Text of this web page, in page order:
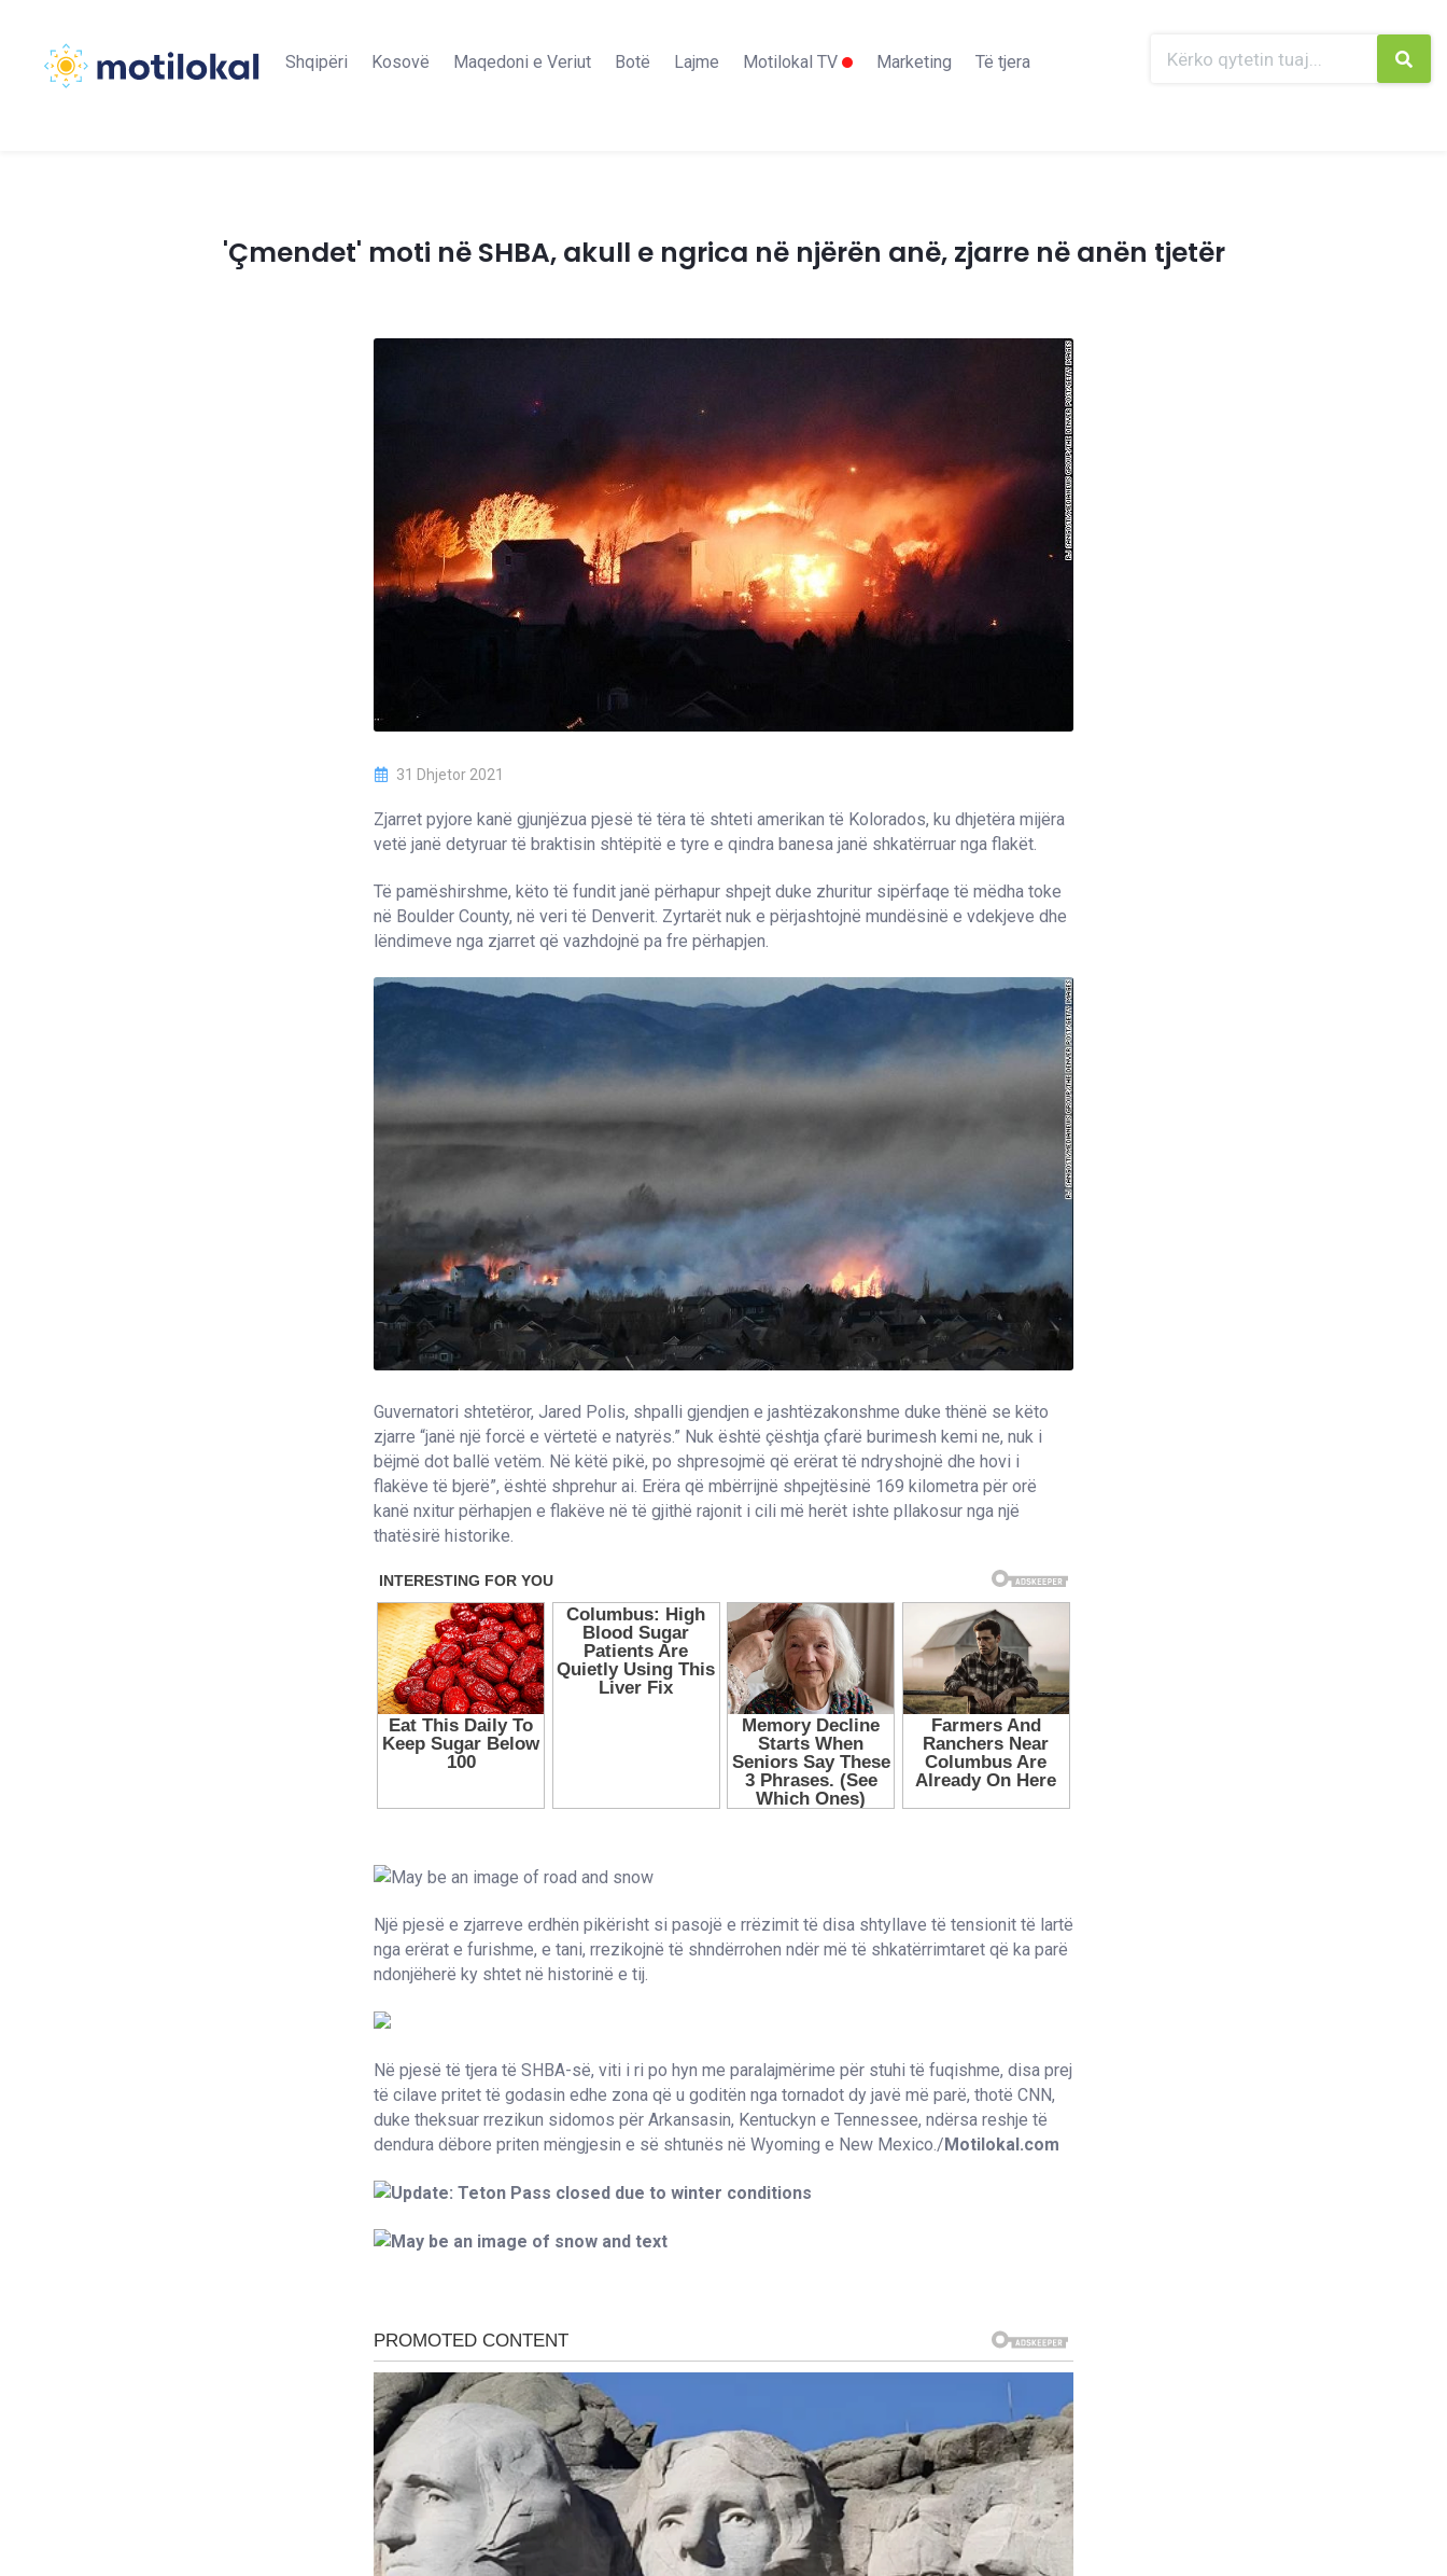
Shqipëri Kosovë Maqedoni e Veriut Botë Lajme Motilokal TV Marketing Të tjera
'Çmendet' moti në SHBA, akull e ngrica në njërën anë, zjarre në anën tjetër
31 Dhjetor 2021
Zjarret pyjore kanë gjunjëzua pjesë të tëra të shteti amerikan të Kolorados, ku dhjetëra mijëra
vetë janë detyruar të braktisin shtëpitë e tyre e qindra banesa janë shkatërruar nga flakët.
Të pamëshirshme, këto të fundit janë përhapur shpejt duke zhuritur sipërfaqe të mëdha toke
në Boulder County, në veri të Denverit. Zyrtarët nuk e përjashtojnë mundësinë e vdekjeve dhe
lëndimeve nga zjarret që vazhdojnë pa fre përhapjen.
Guvernatori shtetëror, Jared Polis, shpalli gjendjen e jashtëzakonshme duke thënë se këto
zjarre “janë një forcë e vërtetë e natyrës.” Nuk është çështja çfarë burimesh kemi ne, nuk i
bëjmë dot ballë vetëm. Në këtë pikë, po shpresojmë që erërat të ndryshojnë dhe hovi i
flakëve të bjerë”, është shprehur ai. Erëra që mbërrijnë shpejtësinë 169 kilometra për orë
kanë nxitur përhapjen e flakëve në të gjithë rajonit i cili më herët ishte pllakosur nga një
thatësirë historike.
Një pjesë e zjarreve erdhën pikërisht si pasojë e rrëzimit të disa shtyllave të tensionit të lartë
nga erërat e furishme, e tani, rrezikojnë të shndërrohen ndër më të shkatërrimtaret që ka parë
ndonjëherë ky shtet në historinë e tij.
Në pjesë të tjera të SHBA-së, viti i ri po hyn me paralajmërime për stuhi të fuqishme, disa prej
të cilave pritet të godasin edhe zona që u goditën nga tornadot dy javë më parë, thotë CNN,
duke theksuar rrezikun sidomos për Arkansasin, Kentuckyn e Tennessee, ndërsa reshje të
dendura dëbore priten mëngjesin e së shtunës në Wyoming e New Mexico./ Motilokal.com